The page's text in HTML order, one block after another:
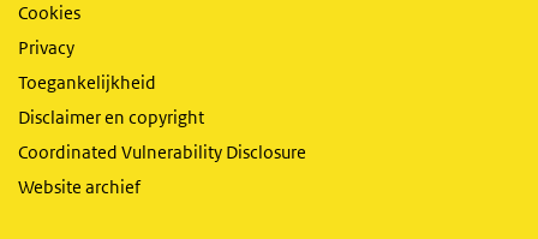
Cookies
Privacy
Toegankelijkheid
Disclaimer en copyright
Coordinated Vulnerability Disclosure
Website archief